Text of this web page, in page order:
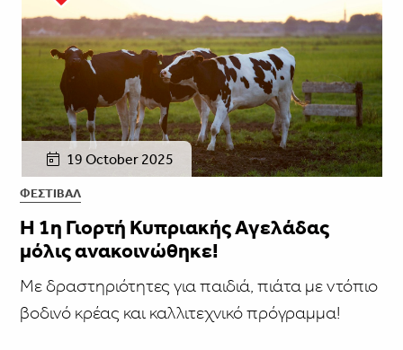
19 October 2025
ΦΕΣΤΙΒΑΛ
Η 1η Γιορτή Κυπριακής Αγελάδας
μόλις ανακοινώθηκε!
Mε δραστηριότητες για παιδιά, πιάτα με ντόπιο
βοδινό κρέας και καλλιτεχνικό πρόγραμμα!